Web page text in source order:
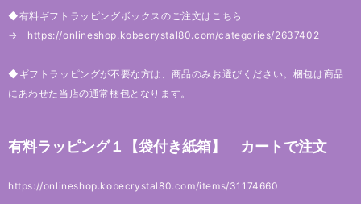
◆有料ギフトラッピングボックスのご注文はこちら
→ https://onlineshop.kobecrystal80.com/categories/2637402
◆ギフトラッピングが不要な方は、商品のみお選びください。梱包は商品
にあわせた当店の通常梱包となります。
有料ラッピング１【袋付き紙箱】 カートで注文
https://onlineshop.kobecrystal80.com/items/31174660